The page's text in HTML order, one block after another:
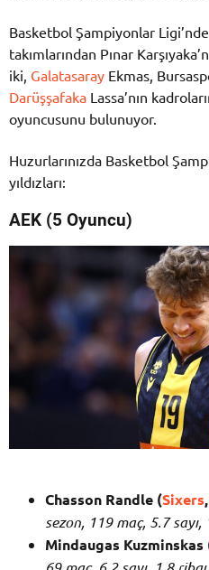
Basketbol Şampiyonlar
takımlarından Pınar
iki, Galatasaray Ekmas,
Darüşşafaka Lassa’nın
oyuncusunu bulunuyor.
Huzurlarınızda Basketbol
yıldızları:
AEK (5 Oyuncu)
Chasson Randle (Sixers,
sezon, 119 maç, 5.7
Mindaugas Kuzminskas